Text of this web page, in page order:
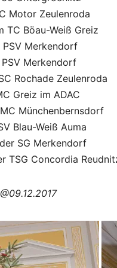
Motor Zeulenroda
TC Böau-Weiß Greiz
Merkendorf
Merkendorf
Rochade Zeulenroda
Greiz im ADAC
Münchenbernsdorf
Blau-Weiß Auma
SG Merkendorf
TSG Concordia